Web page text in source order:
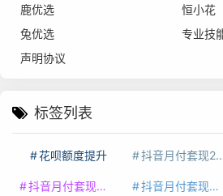
鹿优选
恒小花
兔优选
专业技
声明协议
标签列表
花呗额度提升 抖音月付套现24小时接单
抖音月付套现多少手续费 抖音月付套现商家有哪些